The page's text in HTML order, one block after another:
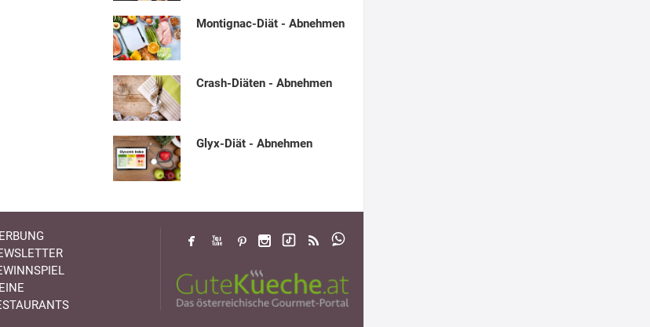
Montignac-Diät - Abnehmen
Crash-Diäten - Abnehmen
Glyx-Diät - Abnehmen